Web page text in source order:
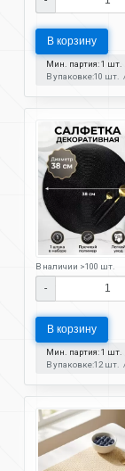
В корзину
Мин. партия: 1 шт.
В упаковке:10 шт.
В наличии >100 шт.
-
В корзину
Мин. партия: 1 шт.
В упаковке:12 шт.